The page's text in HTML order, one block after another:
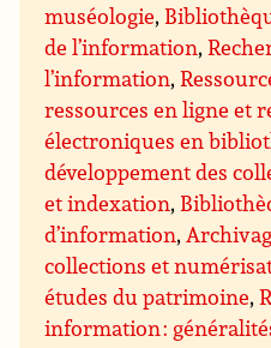
muséologie,
de l’information,
l’information,
ressources en ligne et
électroniques en
développement des
et indexation,
d’information,
collections et
études du patrimoine,
information :